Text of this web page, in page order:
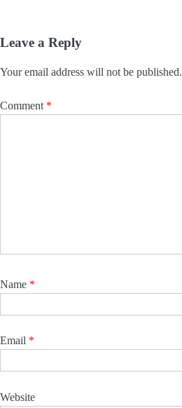
Leave a Reply
Your email address will not be published.
Comment *
Name *
Email *
Website